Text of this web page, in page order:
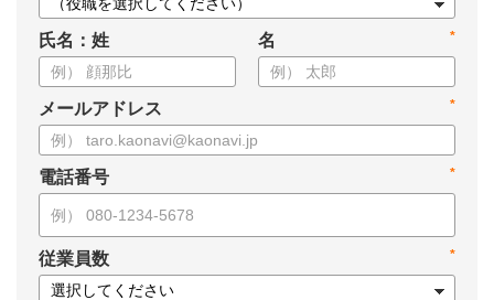
氏名：姓 *
名
*
メールアドレス
*
電話番号
*
従業員数